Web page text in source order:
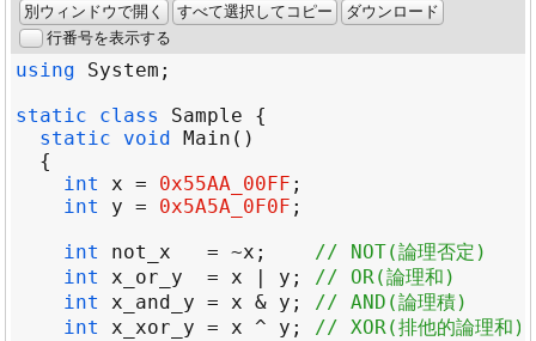
別ウィンドウで開く
すべて選択してコピー
ダウンロード
行番号を表示する
using System
static
class Sample
static
void Main
int
x = 0x55AA_00FF
int
y = 0x5A5A_0F0F
int
not_x = ~x ; // NOT(論理否定)
int
x_or_y = x y ; // OR(論理和)
int
x_and_y = x & y ; // AND(論理積)
int
x_xor_y = x ^ y ; // XOR(排他的論理和)